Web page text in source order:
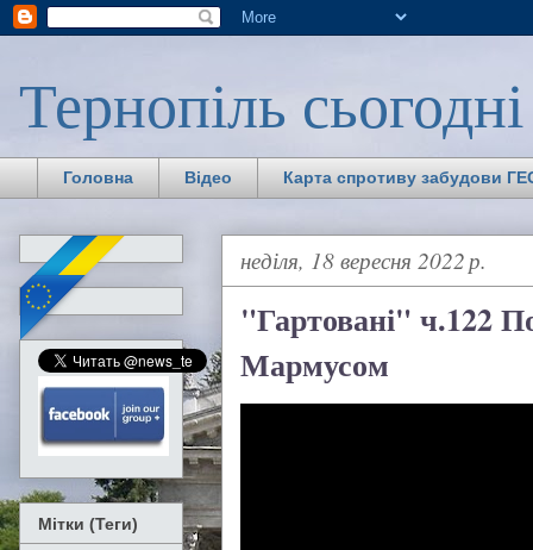
Тернопіль сьогодні
Головна Відео Карта спротиву забудови
неділя, 18 вересня 2022 р.
"Гартовані" ч.122
Мармусом
Мітки (Теги)